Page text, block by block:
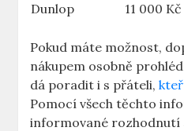
Dunlop
11 000 Kč
Pokud máte ​možnost,
nákupem osobně
dá poradit i s ⁤přáteli,
Pomocí ​všech těchto
informované rozhodnutí